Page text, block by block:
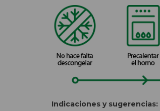
Indicaciones y sugerencias: